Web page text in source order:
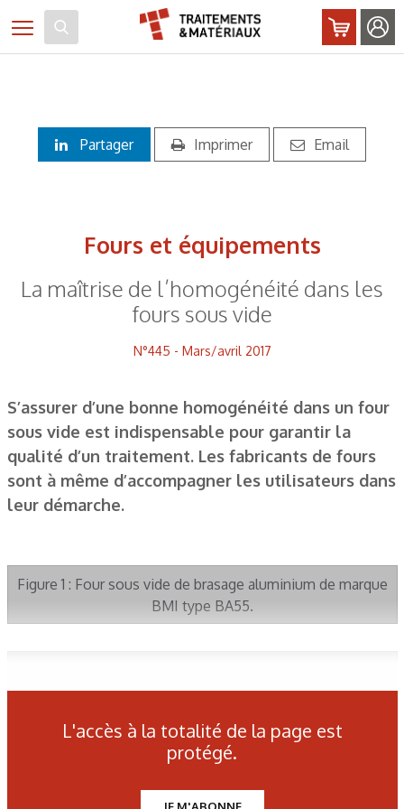
Toggle navigation
Partager Imprimer Email
Fours et équipements
La maîtrise de l’homogénéité dans les
fours sous vide
N°445 - Mars/avril 2017
S’assurer d’une bonne homogénéité dans un four
sous vide est indispensable pour garantir la
qualité d’un traitement. Les fabricants de fours
sont à même d’accompagner les utilisateurs dans
leur démarche.
Figure 1 : Four sous vide de brasage aluminium de marque
BMI type BA55.
chaque classe AMS2750E.
Figure 3 : Circuit de régulation de température indépendant.
L'accès à la totalité de la page est
protégé.
Panneau de gestion des cookies